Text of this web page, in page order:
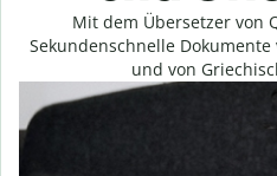
Mit dem Übersetzer von
Sekundenschnelle
und von